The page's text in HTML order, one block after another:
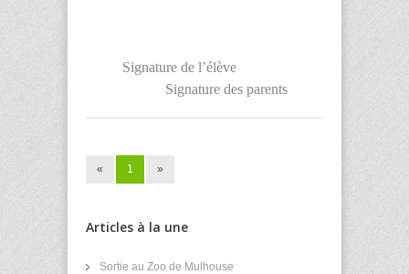
Signature de l’élève
Signature des parents
« 1 »
Articles à la une
Sortie au Zoo de Mulhouse